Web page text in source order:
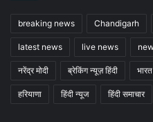
breaking news Chandigarh
latest news live news
नरेंद्र मोदी ब्रेकिंग न्यूज़ हिंदी
हरियाणा हिंदी न्यूज हिंदी समाचार